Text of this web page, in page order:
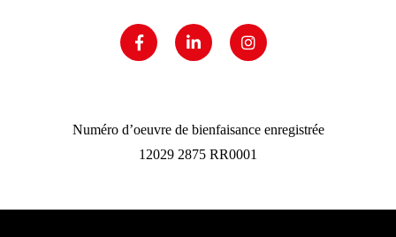
Numéro d’oeuvre de bienfaisance enregistrée
12029 2875 RR0001